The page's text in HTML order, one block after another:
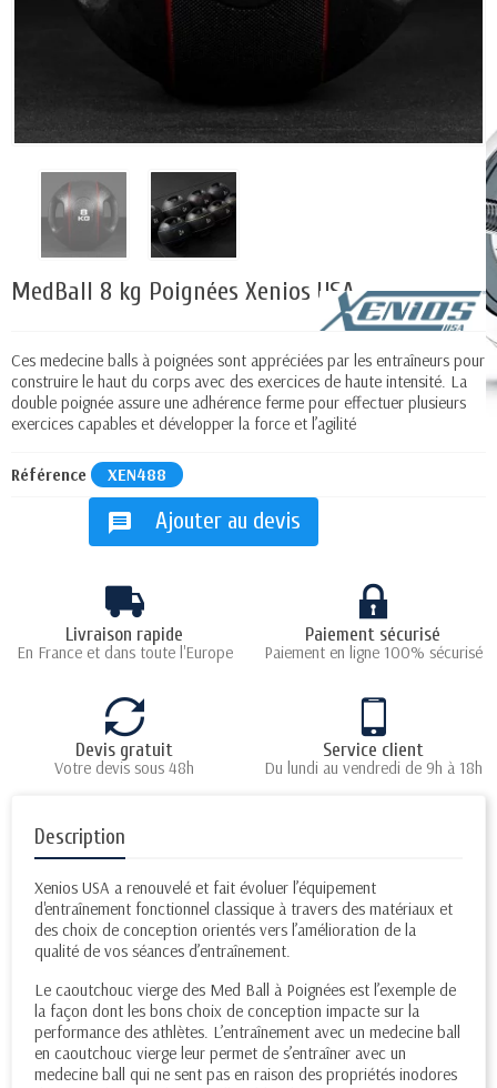
MedBall 8 kg Poignées Xenios USA
Ces medecine balls à poignées sont appréciées par les entraîneurs pour
construire le haut du corps avec des exercices de haute intensité. La
double poignée assure une adhérence ferme pour effectuer plusieurs
exercices capables et développer la force et l’agilité
Référence XEN488
message Ajouter au devis
Livraison rapide
En France et dans toute l'Europe
Paiement sécurisé
Paiement en ligne 100% sécurisé
Devis gratuit
Votre devis sous 48h
Service client
Du lundi au vendredi de 9h à 18h
Description
Xenios USA a renouvelé et fait évoluer l’équipement
d'entraînement fonctionnel classique à travers des matériaux et
des choix de conception orientés vers l’amélioration de la
qualité de vos séances d’entraînement.
Le caoutchouc vierge des Med Ball à Poignées est l’exemple de
la façon dont les bons choix de conception impacte sur la
performance des athlètes. L’entraînement avec un medecine ball
en caoutchouc vierge leur permet de s’entraîner avec un
medecine ball qui ne sent pas en raison des propriétés inodores